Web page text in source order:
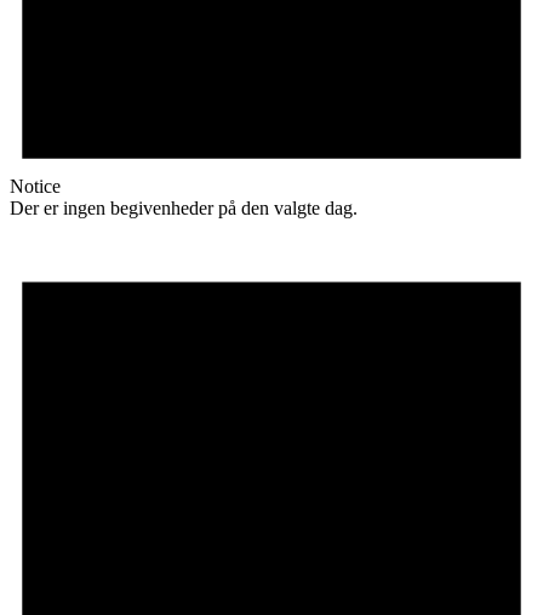
Notice
Der er ingen begivenheder på den valgte dag.